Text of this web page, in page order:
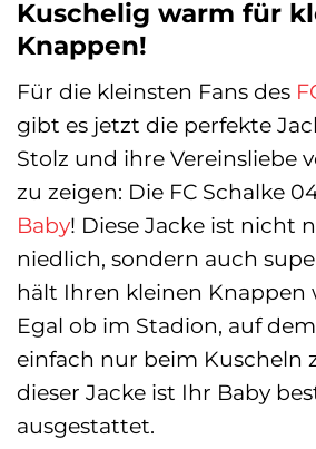
Kuschelig warm für
Knappen!
Für die kleinsten Fans des
gibt es jetzt die perfekte
Stolz und ihre Vereinsliebe
zu zeigen: Die FC Schalke
Baby! Diese Jacke ist nicht
niedlich, sondern auch
hält Ihren kleinen Knappen
Egal ob im Stadion, auf
einfach nur beim Kuscheln
dieser Jacke ist Ihr Baby
ausgestattet.